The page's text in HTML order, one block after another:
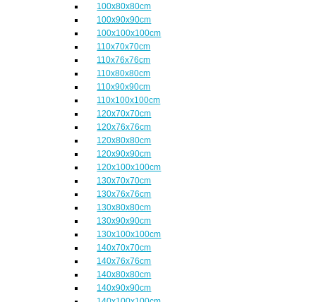
100x80x80cm
100x90x90cm
100x100x100cm
110x70x70cm
110x76x76cm
110x80x80cm
110x90x90cm
110x100x100cm
120x70x70cm
120x76x76cm
120x80x80cm
120x90x90cm
120x100x100cm
130x70x70cm
130x76x76cm
130x80x80cm
130x90x90cm
130x100x100cm
140x70x70cm
140x76x76cm
140x80x80cm
140x90x90cm